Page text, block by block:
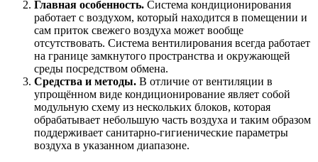
Главная особенность. Система кондиционирования
работает с воздухом, который находится в помещении и
сам приток свежего воздуха может вообще
отсутствовать. Система вентилирования всегда работает
на границе замкнутого пространства и окружающей
среды посредством обмена.
Средства и методы. В отличие от вентиляции в
упрощённом виде кондиционирование являет собой
модульную схему из нескольких блоков, которая
обрабатывает небольшую часть воздуха и таким образом
поддерживает санитарно-гигиенические параметры
воздуха в указанном диапазоне.